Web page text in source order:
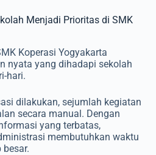
Menjadi Prioritas di SMK
Koperasi Yogyakarta
nyata yang dihadapi sekolah
hari.
dilakukan, sejumlah kegiatan
secara manual. Dengan
yang terbatas,
membutuhkan waktu